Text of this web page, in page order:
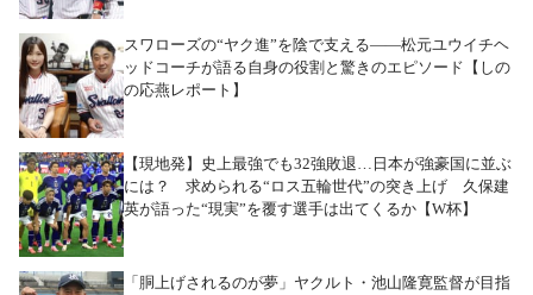
スワローズの“ヤク進”を陰で支える――松元ユウイチヘ
ッドコーチが語る自身の役割と驚きのエピソード【しの
の応燕レポート】
【現地発】史上最強でも32強敗退…日本が強豪国に並ぶ
には？ 求められる“ロス五輪世代”の突き上げ 久保建
英が語った“現実”を覆す選手は出てくるか【W杯】
「胴上げされるのが夢」ヤクルト・池山隆寛監督が目指